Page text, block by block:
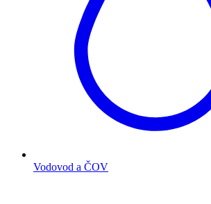
Vodovod a ČOV